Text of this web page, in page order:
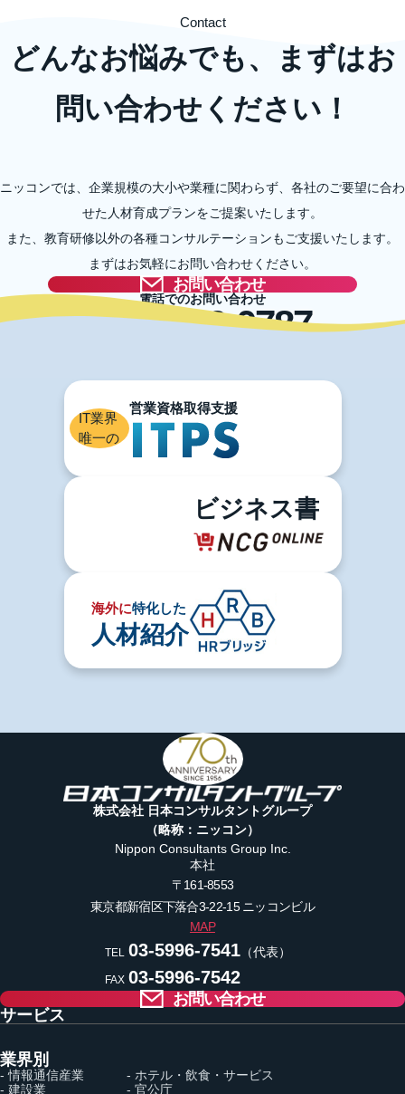
どんなお悩みでも、まずはお
問い合わせください！
Contact
ニッコンでは、企業規模の大小や業種に関わらず、各社のご要望に合わ
せた人材育成プランをご提案いたします。
また、教育研修以外の各種コンサルテーションもご支援いたします。
まずはお気軽にお問い合わせください。
お問い合わせ
電話でのお問い合わせ
03-5996-0787
IT業界
唯一の
ビジネス書
海外に特化した
人材紹介
株式会社 日本コンサルタントグループ
（略称：ニッコン）
Nippon Consultants Group Inc.
本社
〒161-8553
東京都新宿区下落合3-22-15ニッコンビル
MAP
TEL 03-5996-7541（代表）
FAX 03-5996-7542
お問い合わせ
サービス
業界別
- 情報通信産業
- 建設業
- ホテル・飲食・サービス
- 官公庁